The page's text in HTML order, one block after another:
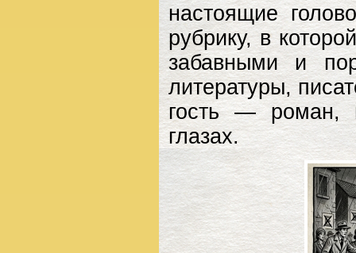
настоящие
рубрику, в
забавными и
литературы,
гость — роман,
глазах.